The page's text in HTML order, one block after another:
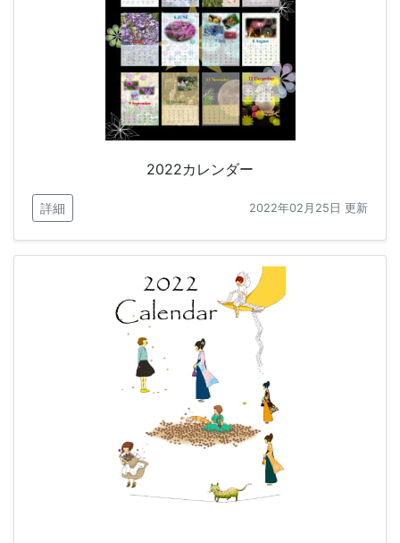
2022カレンダー
詳細 2022年02月25日 更新